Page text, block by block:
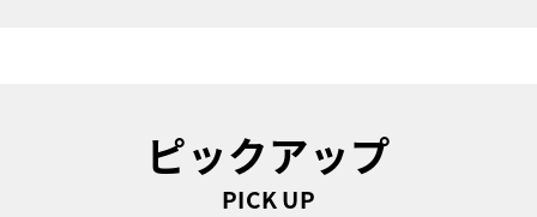
ピックアップ
PICK UP